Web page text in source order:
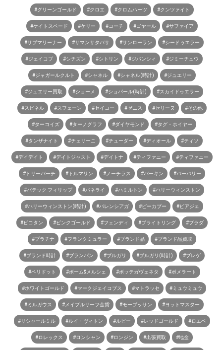
#グリーンゴールド #クロエ #クロムハーツ #クンツァイト
#ケイトスペード #ケリー #コーチ #ゴヤール #サファイア
#サブマリーナー #サマンサタバサ #サンローラン #シードゥエラー
#ジェイコブ #シチズン #シトリン #ジバンシィ #ジミーチュウ
#ジャガールクルト #シャネル #シャネル(時計) #ジュエリー
#ジュエリー買取 #ショーメ #ショパール(時計) #スカイドゥエラー
#スピネル #スフェーン #セイコー #ゼニス #セリーヌ #その他
#ターコイズ #ターノグラフ #ダイヤモンド #タグ・ホイヤー
#タンザナイト #チェリーニ #チューダー #ディオール #ティソ
#デイデイト #デイトジャスト #デイトナ #ティファニー #ティファニー
#トリーバーチ #トルマリン #ノーチラス #バーキン #バーバリー
#パテック フィリップ #パネライ #ハミルトン #ハリーウィンストン
#ハリーウィンストン(時計) #バレンシアガ #ピーカブー #ピアジェ
#ピコタン #ピンクゴールド #フェンディ #ブライトリング #プラダ
#プラチナ #フランクミュラー #ブランド品 #ブランド品買取
#ブランド時計 #ブランパン #ブルガリ #ブルガリ(時計) #ブレゲ
#ペリドット #ボーム&メルシェ #ボッテガヴェネタ #ポメラート
#ホワイトゴールド #マークジェイコブス #マトラッセ #ミュウミュウ
#ミルガウス #メイプルリーフ金貨 #モーブッサン #ヨットマスター
#リシャールミル #ルイ・ヴィトン #ルビー #レッドゴールド #ロエベ
#ロレックス #ロンシャン #ロンジン #出張買取 #地金